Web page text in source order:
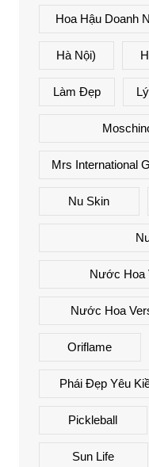
Hoa Hậu Doanh
Hà Nội)
Làm Đẹp
Mrs International
Nu Skin
Nước Hoa
Nước Hoa
Oriflame
Phái Đẹp Yêu
Pickleball
Sun Life